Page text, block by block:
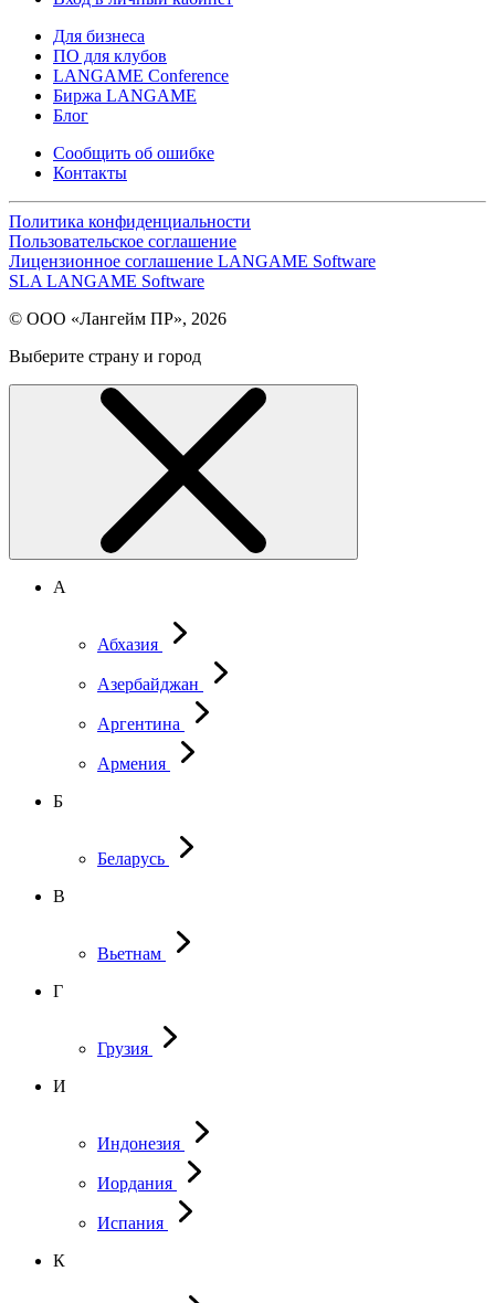
Для бизнеса
ПО для клубов
LANGAME Conference
Биржа LANGAME
Блог
Сообщить об ошибке
Контакты
Политика конфиденциальности
Пользовательское соглашение
Лицензионное соглашение LANGAME Software
SLA LANGAME Software
© ООО «Лангейм ПР», 2026
Выберите страну и город
А
Абхазия
Азербайджан
Аргентина
Армения
Б
Беларусь
В
Вьетнам
Г
Грузия
И
Индонезия
Иордания
Испания
К